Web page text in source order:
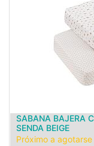
SABANA BAJERA
SENDA BEIGE
Próximo a agotarse